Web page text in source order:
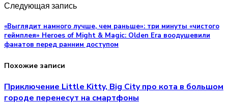
Следующая запись
«Выглядит намного лучше, чем раньше»: три минуты «чистого
геймплея» Heroes of Might & Magic: Olden Era воодушевили
фанатов перед ранним доступом
Похожие записи
Приключение Little Kitty, Big City про кота в большом
городе перенесут на смартфоны